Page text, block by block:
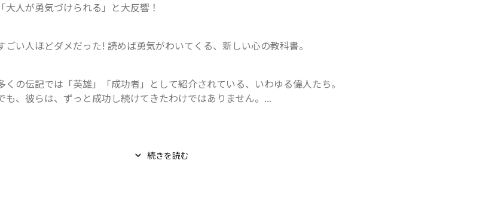
「大人が勇気づけられる」と大反響！
ごい人ほどダメだった! 読めば勇気がわいてくる、新しい心の教科書。
くの伝記では「英雄」「成功者」として紹介されている、いわゆる偉人たち。
も、彼らは、ずっと成功し続けてきたわけではありません。...
続きを読む